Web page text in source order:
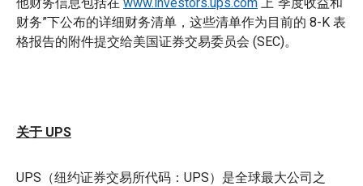
财务”下公布的详细财务清单，这些清单作为目前的 8-K 表
格报告的附件提交给美国证券交易委员会 (SEC)。
关于 UPS
UPS（纽约证券交易所代码：UPS）是全球最大公司之